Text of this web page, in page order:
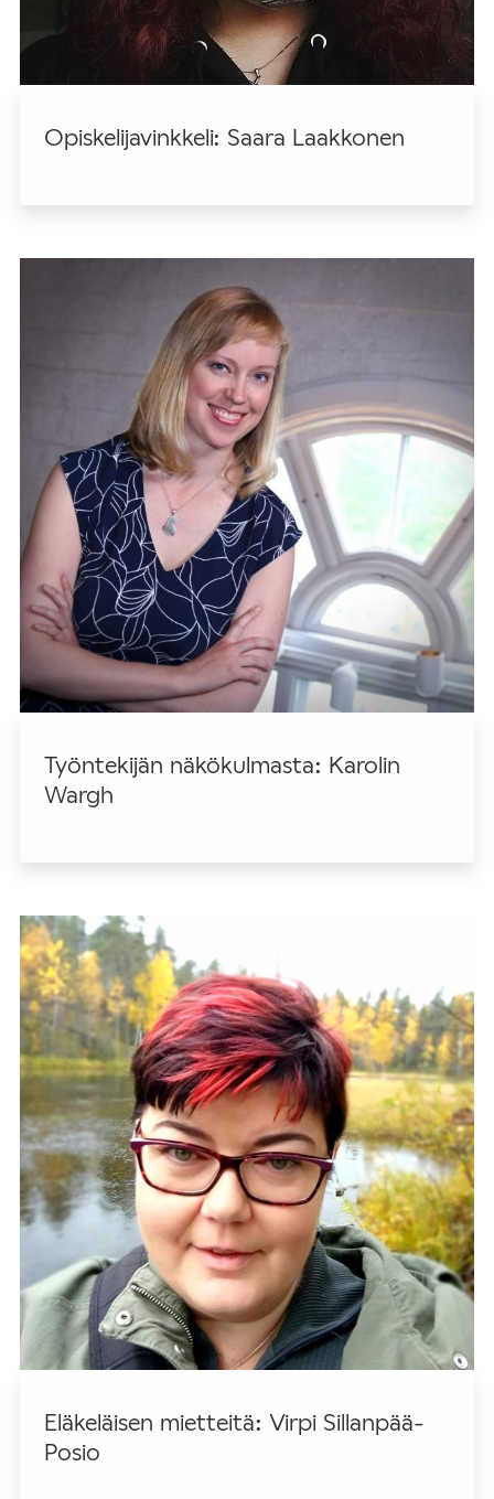
Opiskelijavinkkeli: Saara Laakkonen
Työntekijän näkökulmasta: Karolin
Wargh
Eläkeläisen mietteitä: Virpi Sillanpää-
Posio